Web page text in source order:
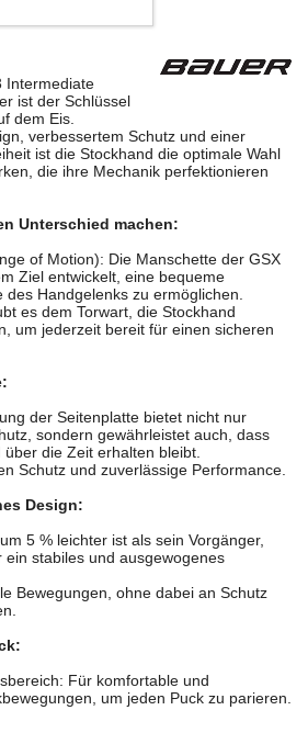
Intermediate
ist der Schlüssel
dem Eis.
verbessertem Schutz und einer
ist die Stockhand die optimale Wahl
die ihre Mechanik perfektionieren
Unterschied machen:
of Motion): Die Manschette der GSX
Ziel entwickelt, eine bequeme
des Handgelenks zu ermöglichen.
es dem Torwart, die Stockhand
um jederzeit bereit für einen sicheren
der Seitenplatte bietet nicht nur
sondern gewährleistet auch, dass
die Zeit erhalten bleibt.
Schutz und zuverlässige Performance.
Design:
5 % leichter ist als sein Vorgänger,
stabiles und ausgewogenes
Bewegungen, ohne dabei an Schutz
Für komfortable und
um jeden Puck zu parieren.